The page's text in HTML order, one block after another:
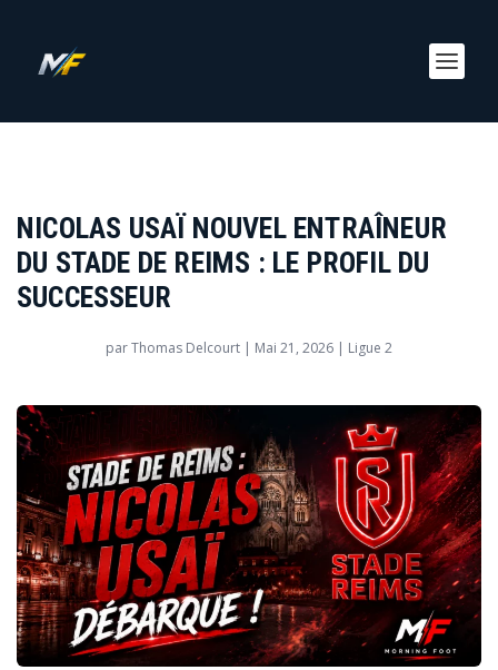
NICOLAS USAÏ NOUVEL ENTRAÎNEUR
DU STADE DE REIMS : LE PROFIL DU
SUCCESSEUR
parThomas Delcourt | Mai 21, 2026 | Ligue 2